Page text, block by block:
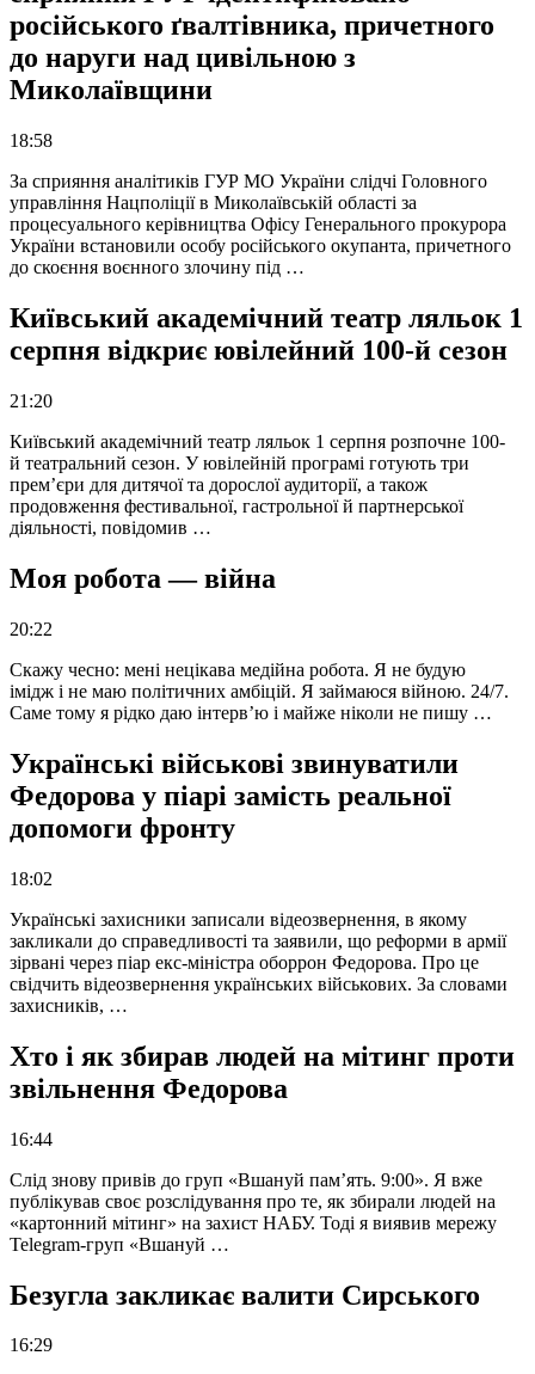
російського ґвалтівника, причетного
до наруги над цивільною з
Миколаївщини
18:58
За сприяння аналітиків ГУР МО України слідчі Головного
управління Нацполіції в Миколаївській області за
процесуального керівництва Офісу Генерального прокурора
України встановили особу російського окупанта, причетного
до скоєння воєнного злочину під …
Київський академічний театр ляльок 1
серпня відкриє ювілейний 100-й сезон
21:20
Київський академічний театр ляльок 1 серпня розпочне 100-
й театральний сезон. У ювілейній програмі готують три
прем’єри для дитячої та дорослої аудиторії, а також
продовження фестивальної, гастрольної й партнерської
діяльності, повідомив …
Моя робота — війна
20:22
Скажу чесно: мені нецікава медійна робота. Я не будую
імідж і не маю політичних амбіцій. Я займаюся війною. 24/7.
Саме тому я рідко даю інтерв’ю і майже ніколи не пишу …
Українські військові звинуватили
Федорова у піарі замість реальної
допомоги фронту
18:02
Українські захисники записали відеозвернення, в якому
закликали до справедливості та заявили, що реформи в армії
зірвані через піар екс-міністра оборрон Федорова. Про це
свідчить відеозвернення українських військових. За словами
захисників, …
Хто і як збирав людей на мітинг проти
звільнення Федорова
16:44
Слід знову привів до груп «Вшануй пам’ять. 9:00». Я вже
публікував своє розслідування про те, як збирали людей на
«картонний мітинг» на захист НАБУ. Тоді я виявив мережу
Telegram-груп «Вшануй …
Безугла закликає валити Сирського
16:29